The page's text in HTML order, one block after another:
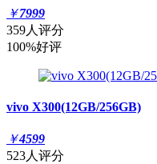
￥7999
359人评分
100%好评
vivo X300(12GB/256GB)
￥4599
523人评分